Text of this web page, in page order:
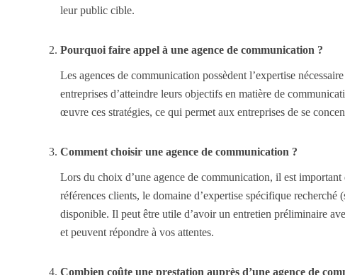
leur public cible.
Pourquoi faire appel à une agence de communication ?
Les agences de communication possèdent l’expertise
entreprises d’atteindre leurs objectifs en matière de
œuvre ces stratégies, ce qui permet aux entreprises de se
Comment choisir une agence de communication ?
Lors du choix d’une agence de communication, il est
références clients, le domaine d’expertise spécifique
disponible. Il peut être utile d’avoir un entretien préliminaire
et peuvent répondre à vos attentes.
Combien coûte une prestation auprès d’une agence de